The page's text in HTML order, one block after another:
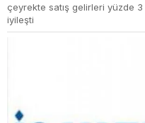
çeyrekte satış gelirleri yüzde
iyileşti